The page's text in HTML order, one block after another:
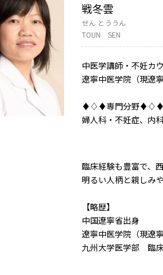
戦冬雲
せん とううん
TOUN SEN
中医学講師・不妊カ
遼寧中医学院（現遼
♦♢♦専門分野♦♢♦
婦人科・不妊症、内
臨床経験も豊富で、
明るい人柄と親しみ
【略歴】
中国遼寧省出身
遼寧中医学院（現遼
九州大学医学部 臨